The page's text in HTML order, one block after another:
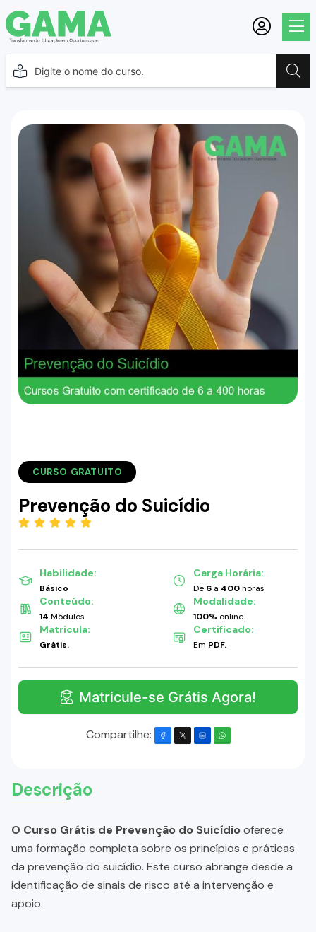
CURSO GRATUITO
Prevenção do Suicídio
Habilidade:
Básico
Carga Horária:
De 6 a 400horas
Conteúdo:
14 Módulos
Modalidade:
100% online.
Matricula:
Grátis.
Certificado:
Em PDF.
Matricule-se Grátis Agora!
Compartilhe:
Descrição
O Curso Grátis de Prevenção do Suicídiooferece
uma formação completa sobre os princípios e práticas
da prevenção do suicídio. Este curso abrange desde a
identificação de sinais de risco até a intervenção e
apoio.